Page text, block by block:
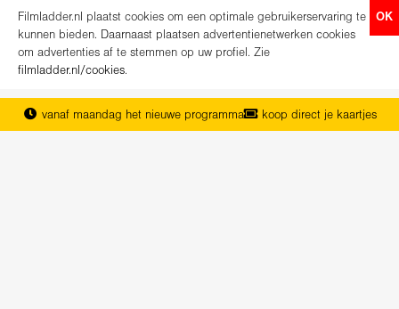
OK
Filmladder.nl plaatst cookies om een optimale gebruikerservaring te
kunnen bieden. Daarnaast plaatsen advertentienetwerken cookies
om advertenties af te stemmen op uw profiel. Zie
filmladder.nl/cookies.
vanaf maandag het nieuwe programma
koop direct je kaartjes
het complete overzicht van Nederland